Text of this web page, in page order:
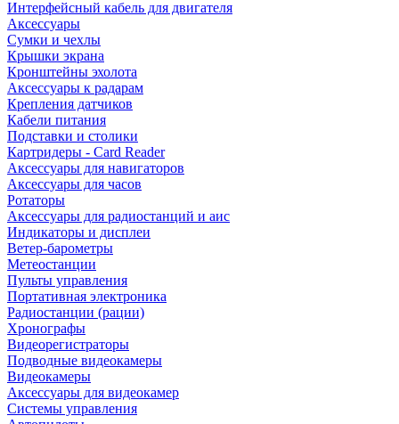
Интерфейсный кабель для двигателя
Аксессуары
Сумки и чехлы
Крышки экрана
Кронштейны эхолота
Аксессуары к радарам
Крепления датчиков
Кабели питания
Подставки и столики
Картридеры - Card Reader
Аксессуары для навигаторов
Аксессуары для часов
Ротаторы
Аксессуары для радиостанций и аис
Индикаторы и дисплеи
Ветер-барометры
Метеостанции
Пульты управления
Портативная электроника
Радиостанции (рации)
Хронографы
Видеорегистраторы
Подводные видеокамеры
Видеокамеры
Аксессуары для видеокамер
Системы управления